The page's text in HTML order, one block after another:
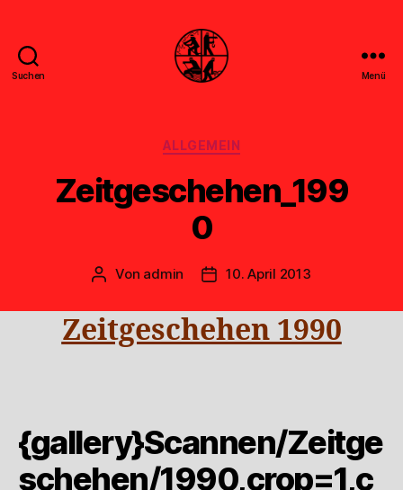
Suchen Menü
Kategorien
ALLGEMEIN
Zeitgeschehen_199
0
Beitragsautor
Von admin Veröffentlichungsdatum
10. April 2013
Zeitgeschehen 1990
{gallery}Scannen/Zeitge
schehen/1990,crop=1,c